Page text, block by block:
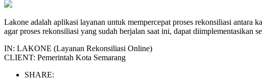
Lakone adalah aplikasi layanan untuk mempercepat proses rekonsiliasi antara
agar proses rekonsiliasi yang sudah berjalan saat ini, dapat diimplementasikan
IN: LAKONE (Layanan Rekonsiliasi Online)
CLIENT: Pemerintah Kota Semarang
SHARE: